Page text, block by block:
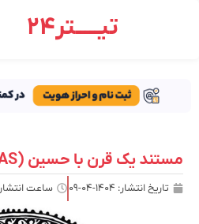
تیـــــتر24
مستند یک قرن با حسین (AS) – 2
تاریخ انتشار: ۱۴۰۴-۰۴-۰۹ ساعت انتشار